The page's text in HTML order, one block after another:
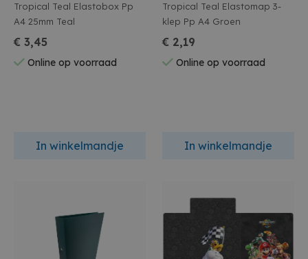
Tropical Teal Elastobox Pp
A4 25mm Teal
€ 3,45
Online op voorraad
In winkelmandje
Tropical Teal Elastomap 3-
klep Pp A4 Groen
€ 2,19
Online op voorraad
In winkelmandje